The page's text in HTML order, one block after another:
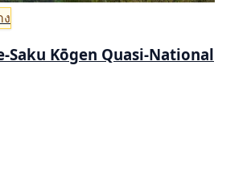
Saku Kōgen Quasi-National